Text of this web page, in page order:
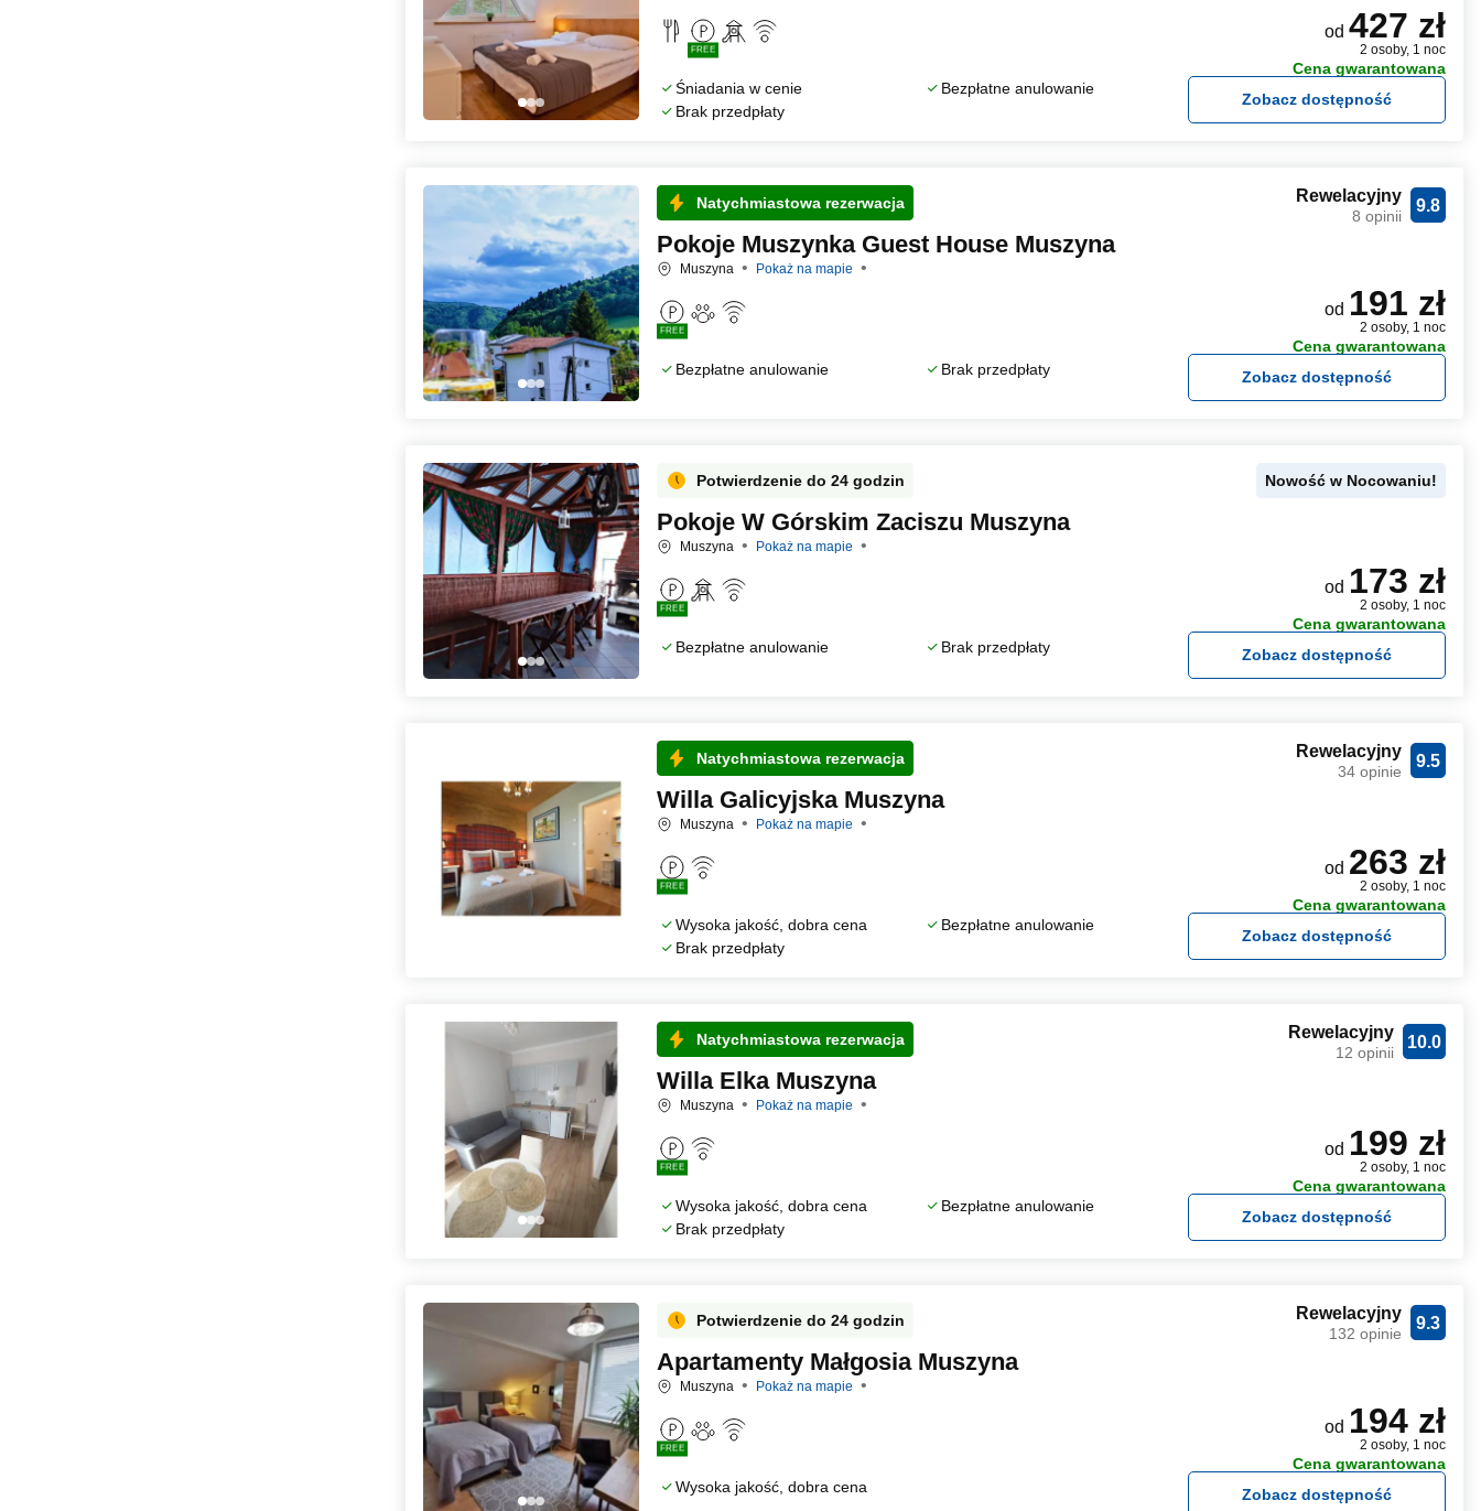
FREE
Śniadania w cenie
Bezpłatne anulowanie
Brak przedpłaty
od 427 zł
2 osoby, 1 noc
Cena gwarantowana
Zobacz dostępność
Natychmiastowa rezerwacja
Pokoje Muszynka Guest House Muszyna
Muszyna Pokaż na mapie
FREE
Bezpłatne anulowanie Brak przedpłaty
9.8
Rewelacyjny
8 opinii
od 191 zł
2 osoby, 1 noc
Cena gwarantowana
Zobacz dostępność
Potwierdzenie do 24 godzin
Pokoje W Górskim Zaciszu Muszyna
Muszyna Pokaż na mapie
FREE
Bezpłatne anulowanie Brak przedpłaty
Nowość w Nocowaniu!
od 173 zł
2 osoby, 1 noc
Cena gwarantowana
Zobacz dostępność
Natychmiastowa rezerwacja
Willa Galicyjska Muszyna
Muszyna Pokaż na mapie
FREE
Wysoka jakość, dobra cena
Bezpłatne anulowanie
Brak przedpłaty
9.5
Rewelacyjny
34 opinie
od 263 zł
2 osoby, 1 noc
Cena gwarantowana
Zobacz dostępność
Natychmiastowa rezerwacja
Willa Elka Muszyna
Muszyna Pokaż na mapie
FREE
Wysoka jakość, dobra cena
Bezpłatne anulowanie
Brak przedpłaty
10.0
Rewelacyjny
12 opinii
od 199 zł
2 osoby, 1 noc
Cena gwarantowana
Zobacz dostępność
Potwierdzenie do 24 godzin
Apartamenty Małgosia Muszyna
Muszyna Pokaż na mapie
FREE
Wysoka jakość, dobra cena
9.3
Rewelacyjny
132 opinie
od 194 zł
2 osoby, 1 noc
Cena gwarantowana
Zobacz dostępność